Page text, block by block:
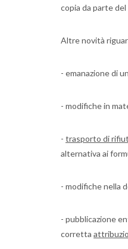
copia da parte
Altre novità
- emanazione di
- modifiche in
- trasporto di
alternativa ai
- modifiche nella
- pubblicazione
corretta